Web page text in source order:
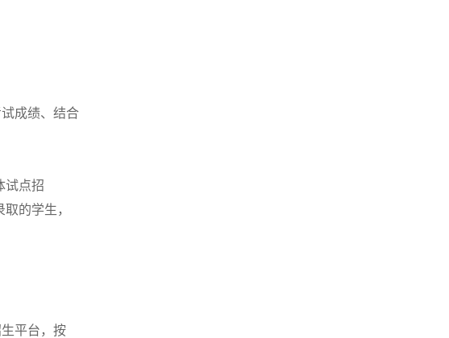
成绩、结合
试点招
的学生，
平台，按